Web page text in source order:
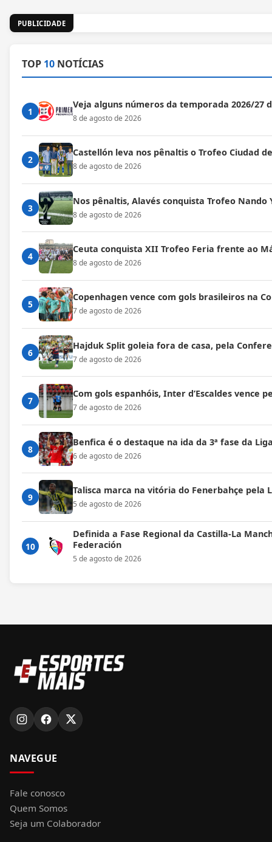
PUBLICIDADE
TOP 10 NOTÍCIAS
1
Veja alguns números da temporada 2026/27
8 de agosto de 2026
2
Castellón leva nos pênaltis o Trofeo Ciudad
8 de agosto de 2026
3
Nos pênaltis, Alavés conquista Trofeo Nando
8 de agosto de 2026
4
Ceuta conquista XII Trofeo Feria frente ao
8 de agosto de 2026
5
Copenhagen vence com gols brasileiros na
7 de agosto de 2026
6
Hajduk Split goleia fora de casa, pela
7 de agosto de 2026
7
Com gols espanhóis, Inter d’Escaldes vence
7 de agosto de 2026
8
Benfica é o destaque na ida da 3ª fase da
6 de agosto de 2026
9
Talisca marca na vitória do Fenerbahçe pela
5 de agosto de 2026
10
Definida a Fase Regional da Castilla-La
Federación
5 de agosto de 2026
NAVEGUE
Fale conosco
Quem Somos
Seja um Colaborador